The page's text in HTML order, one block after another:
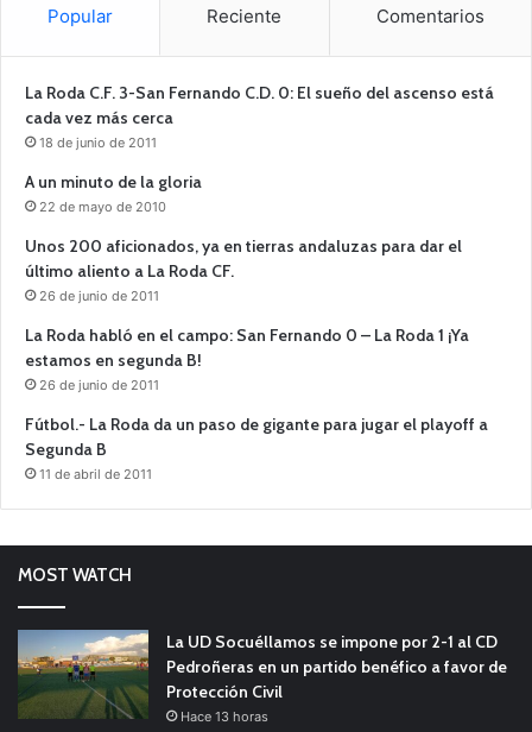
Popular Reciente Comentarios
La Roda C.F. 3-San Fernando C.D. 0: El sueño del ascenso está
cada vez más cerca
18 de junio de 2011
A un minuto de la gloria
22 de mayo de 2010
Unos 200 aficionados, ya en tierras andaluzas para dar el
último aliento a La Roda CF.
26 de junio de 2011
La Roda habló en el campo: San Fernando 0 – La Roda 1 ¡Ya
estamos en segunda B!
26 de junio de 2011
Fútbol.- La Roda da un paso de gigante para jugar el playoff a
Segunda B
11 de abril de 2011
MOST WATCH
La UD Socuéllamos se impone por 2-1 al CD
Pedroñeras en un partido benéfico a favor de
Protección Civil
Hace 13 horas